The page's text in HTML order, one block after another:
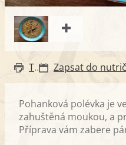
Tisk
Pohanková polévka je
zahuštěná moukou, a
Příprava vám zabere